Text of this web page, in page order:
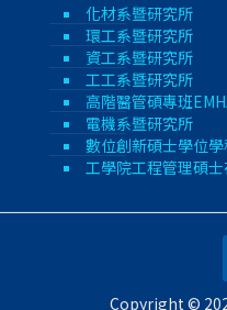
化材系暨研究所
環工系暨研究所
資工系暨研究所
工工系暨研究所
高階醫管碩專班
電機系暨研究所
數位創新碩士學位學
工學院工程管理碩
Copyright ©